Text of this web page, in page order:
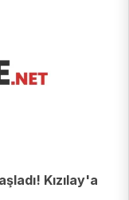
Kızılay'a